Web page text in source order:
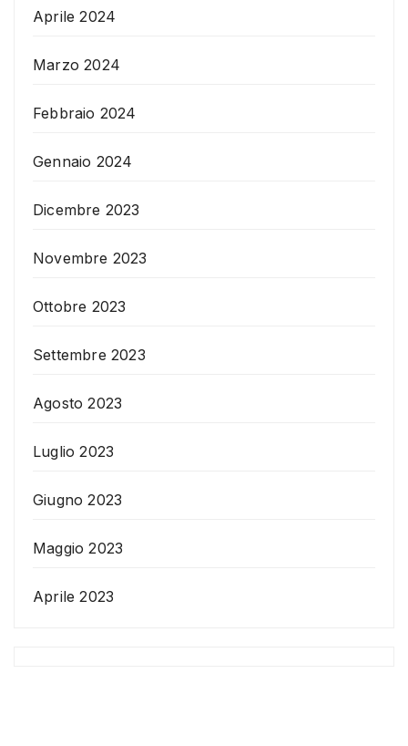
Aprile 2024
Marzo 2024
Febbraio 2024
Gennaio 2024
Dicembre 2023
Novembre 2023
Ottobre 2023
Settembre 2023
Agosto 2023
Luglio 2023
Giugno 2023
Maggio 2023
Aprile 2023